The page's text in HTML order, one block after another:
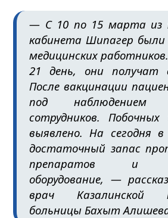
— С 10 по 15 марта из
кабинета Шипагер
медицинских
21 день, они получат
После вакцинации
под наблюдением
сотрудников.
выявлено. На сегодня
достаточный запас
препаратов и
оборудование, —
врач Казалинской
больницы Бахыт